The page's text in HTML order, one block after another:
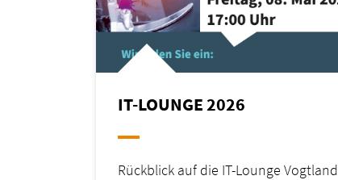
IT-LOUNGE 2026
Rückblick auf die IT-Lounge Vogtland